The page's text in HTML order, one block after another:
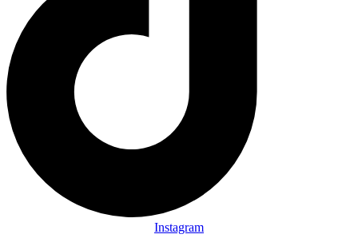
Instagram